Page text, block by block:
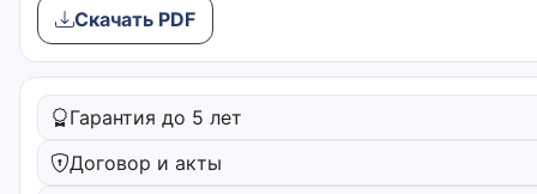
Скачать PDF
Гарантия до 5 лет
Договор и акты